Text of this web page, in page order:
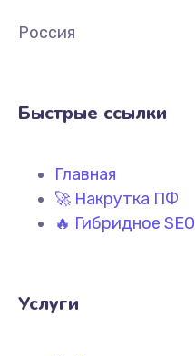
Россия
Быстрые ссылки
Главная
🚀 Накрутка ПФ
🔥 Гибридное SEO
Услуги